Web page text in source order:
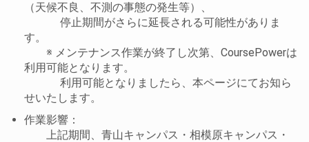
（天候不良、不測の事態の発生等）、
停止期間がさらに延長される可能性がありま
す。
※ メンテナンス作業が終了し次第、CoursePowerは
利用可能となります。
利用可能となりましたら、本ページにてお知ら
せいたします。
作業影響：
上記期間、青山キャンパス・相模原キャンパス・